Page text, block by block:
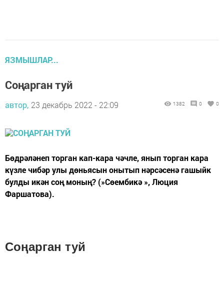
ЯЗМЫШЛАР...
Соңарган туй
автор, 23 декабрь 2022 - 22:09 1382 0 0
Бөдрәләнеп торган кап-кара чәчле, янып торган кара
күзле чибәр улы дөньясын онытып нәрсәсенә гашыйк
булды икән соң моның? (»Сөембикә », Люция
Фаршатова).
Соңарган туй